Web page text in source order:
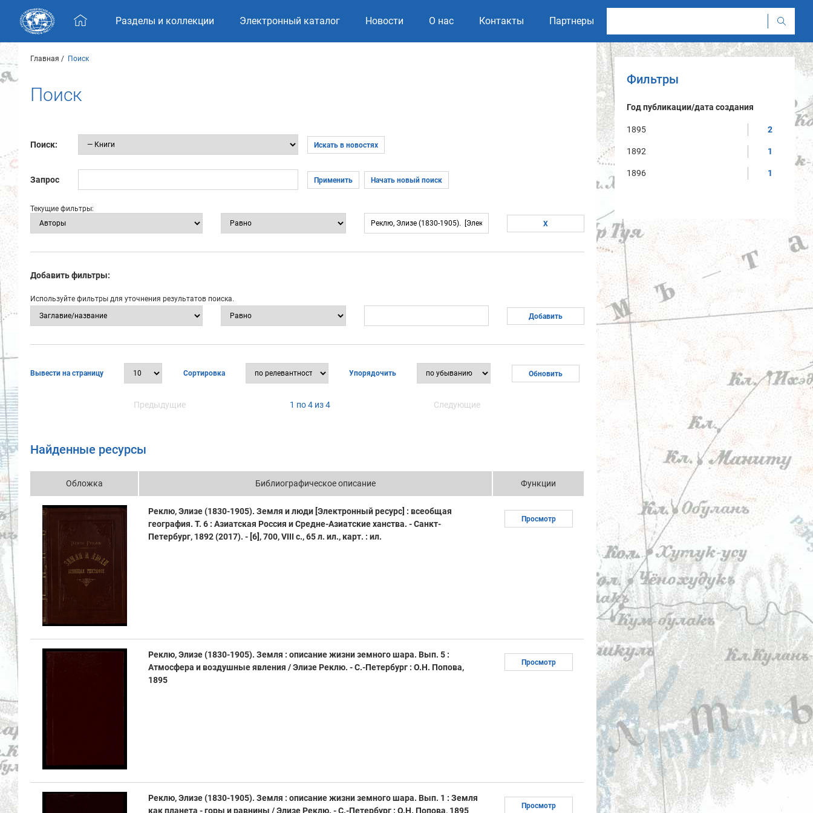
Skip navigation
Разделы и коллекции Электронный каталог Новости О нас Контакты Партнеры
Главная Поиск
Поиск
Поиск: Искать в новостях
Запрос Применить Начать новый поиск
Текущие фильтры:
Добавить фильтры:
Используйте фильтры для уточнения результатов поиска.
Вывести на страницу Сортировка Упорядочить
Предыдущие 1 по 4 из 4 Следующие
Найденные ресурсы
Обложка Библиографическое описание Функции
Реклю, Элизе (1830-1905). Земля и люди [Электронный ресурс] : всеобщая
география. Т. 6 : Азиатская Россия и Средне-Азиатские ханства. - Санкт-
Петербург, 1892 (2017). - [6], 700, VIII с., 65 л. ил., карт. : ил.
Просмотр
Реклю, Элизе (1830-1905). Земля : описание жизни земного шара. Вып. 5 :
Атмосфера и воздушные явления / Элизе Реклю. - С.-Петербург : О.Н. Попова,
1895
Просмотр
Реклю, Элизе (1830-1905). Земля : описание жизни земного шара. Вып. 1 : Земля
как планета - горы и равнины / Элизе Реклю. - С.-Петербург : О.Н. Попова, 1895
Просмотр
Фильтры
Год публикации/дата создания
1895 2
1892 1
1896 1